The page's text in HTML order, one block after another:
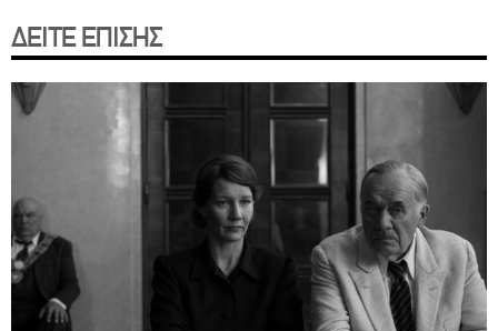
ΔΕΙΤΕ ΕΠΙΣΗΣ